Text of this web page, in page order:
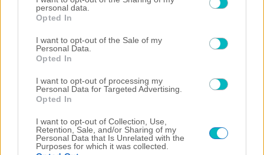
grant or deny consent to Google and its third-party tags to
use your data for below specified purposes in below Google
consent section.
personal data.
Opted In
I want to opt-out of the Sale of my
Personal Data.
Opted In
I want to opt-out of processing my
Personal Data for Targeted Advertising.
Opted In
I want to opt-out of Collection, Use,
Retention, Sale, and/or Sharing of my
Personal Data that Is Unrelated with the
Purposes for which it was collected.
08/08/2026 | 19:09:33
Σταύρος Καζαντζόγλου
Οι στρατηγοί που ξέμειναν από καύσιμα και οι βόμβες του
twitter
08/08/2026 | 19:00:22
ΠΟΔΟΣΦΑΙΡΟ ΑΕΚ
Champions League»
08/08/2026 | 18:59:10